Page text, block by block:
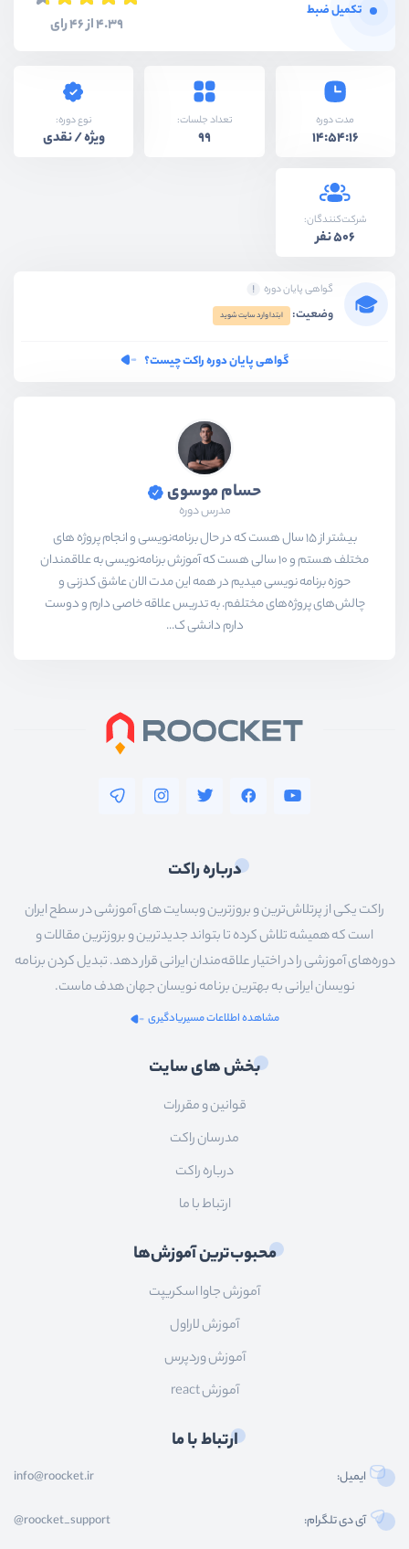
تکمیل ضبط
4.39 از 46 رای
مدت دوره
14:54:16
تعداد جلسات:
99
نوع دوره:
ویژه / نقدی
شرکت‌کنندگان:
506 نفر
گواهی پایان دوره
وضعیت: ابتدا وارد سایت شوید
گواهی پایان دوره راکت چیست؟
حسام موسوی
مدرس دوره
بیشتر از ۱۵ سال هست که در حال برنامه‌نویسی و انجام پروژه های
مختلف هستم و ۱۰ سالی هست که آموزش برنامه‌نویسی به علاقمندان
حوزه برنامه نویسی میدیم در همه این مدت الان عاشق کدزنی و
چالش‌های پروژه‌های مختلفم. به تدریس علاقه خاصی دارم و دوست
دارم دانشی ک...
درباره راکت
راکت یکی از پرتلاش‌ترین و بروزترین وبسایت های آموزشی در سطح ایران
است که همیشه تلاش کرده تا بتواند جدیدترین و بروزترین مقالات و
دوره‌های آموزشی را در اختیار علاقه‌مندان ایرانی قرار دهد. تبدیل کردن برنامه
نویسان ایرانی به بهترین برنامه نویسان جهان هدف ماست.
مشاهده اطلاعات مسیریادگیری
بخش های سایت
قوانین و مقررات
مدرسان راکت
درباره راکت
ارتباط با ما
محبوب‌ترین آموزش‌ها
آموزش جاوا اسکریپت
آموزش لاراول
آموزش وردپرس
آموزش react
ارتباط با ما
ایمیل: info@roocket.ir
آی دی تلگرام: @roocket_support